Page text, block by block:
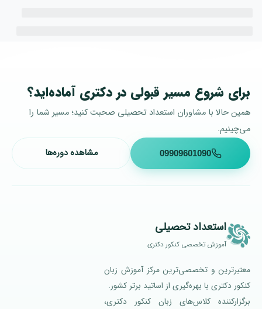
برای شروع مسیر قبولی در دکتری آماده‌اید؟
همین حالا با مشاوران استعداد تحصیلی صحبت کنید؛ مسیر شما را
می‌چینیم.
09909601090 مشاهده دوره‌ها
استعداد تحصیلی
آموزش تخصصی کنکور دکتری
معتبرترین و تخصصی‌ترین مرکز آموزش زبان
کنکور دکتری با بهره‌گیری از اساتید برتر کشور.
برگزارکننده کلاس‌های زبان کنکور دکتری،